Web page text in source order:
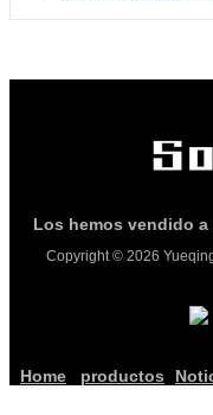
Los hemos vendido
Copyright © 2026
Home productos